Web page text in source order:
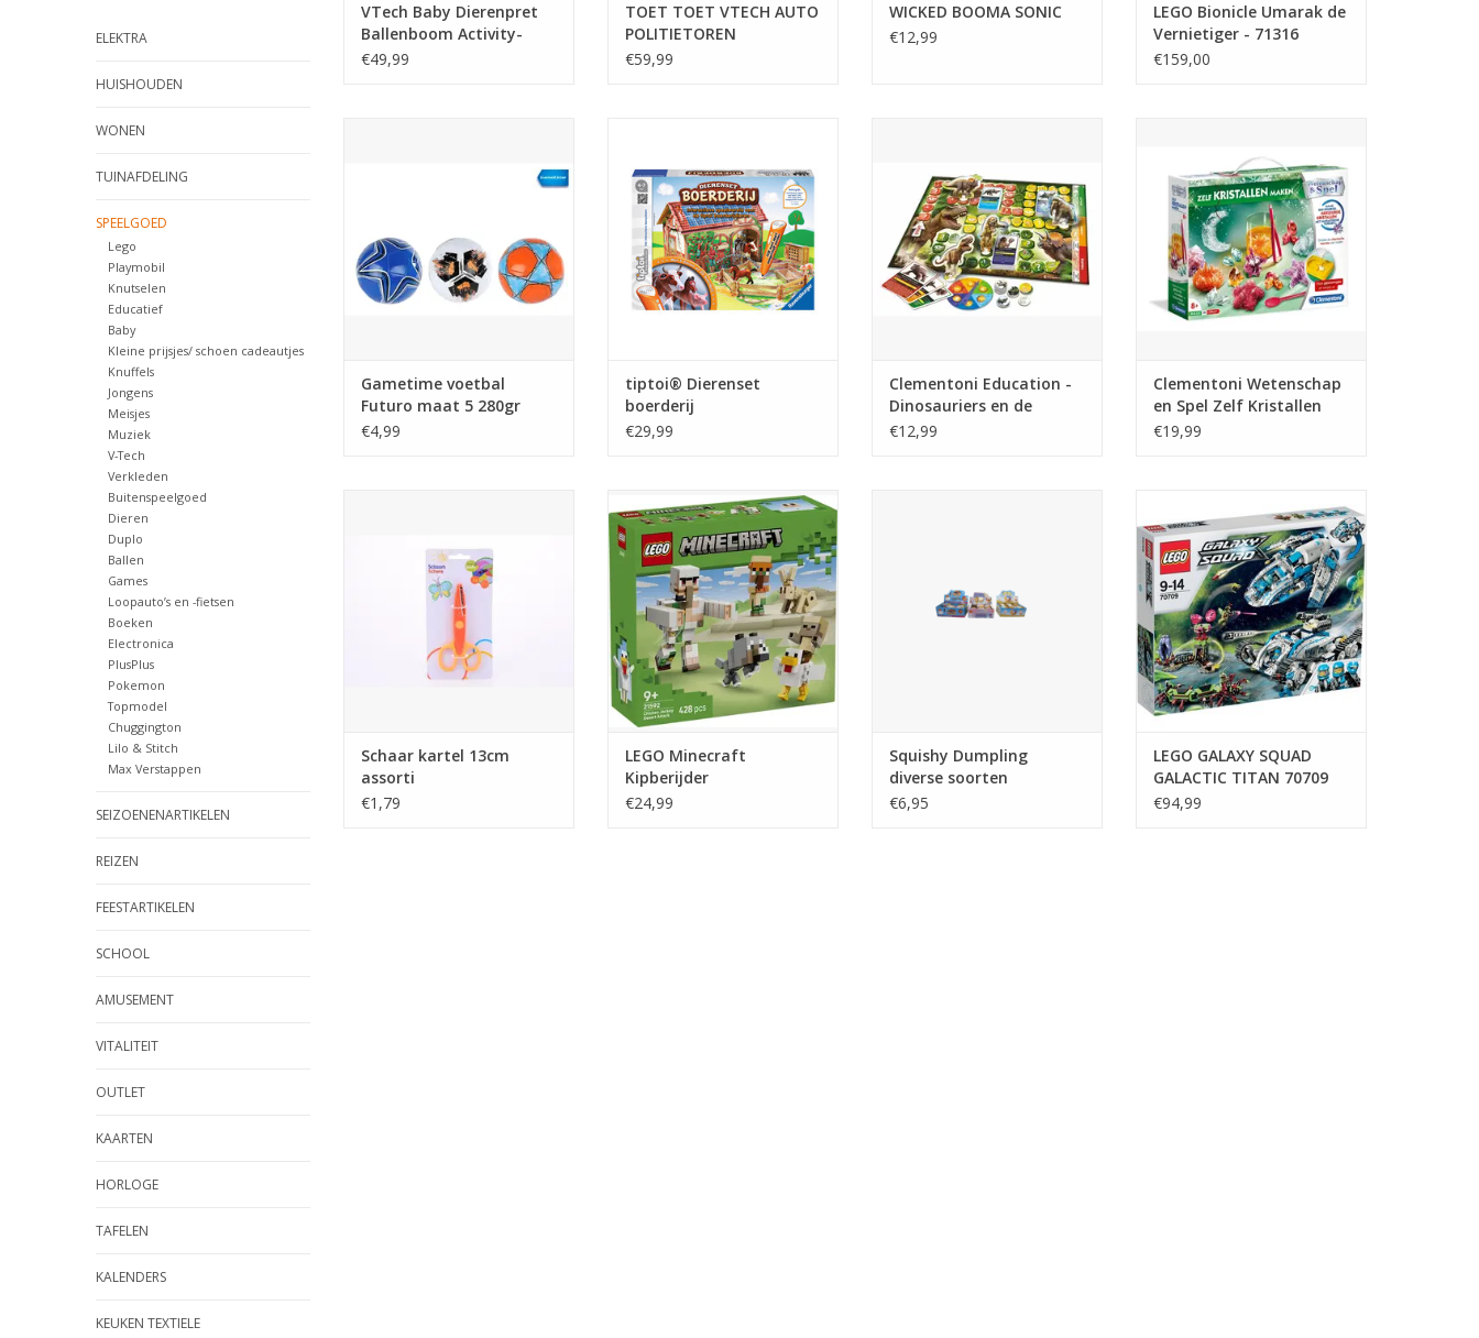
ELEKTRA
HUISHOUDEN
WONEN
TUINAFDELING
SPEELGOED
Lego
Playmobil
Knutselen
Educatief
Baby
Kleine prijsjes/ schoen cadeautjes
Knuffels
Jongens
Meisjes
Muziek
V-Tech
Verkleden
Buitenspeelgoed
Dieren
Duplo
Ballen
Games
Loopauto’s en -fietsen
Boeken
Electronica
PlusPlus
Pokemon
Topmodel
Chuggington
Lilo & Stitch
Max Verstappen
SEIZOENENARTIKELEN
REIZEN
FEESTARTIKELEN
SCHOOL
AMUSEMENT
VITALITEIT
OUTLET
KAARTEN
HORLOGE
TAFELEN
KALENDERS
KEUKEN TEXTIELE
VTech Baby Dierenpret
Ballenboom Activity-
Center - Interactief &
€49,99
TOET TOET VTECH AUTO
POLITIETOREN
€59,99
WICKED BOOMA SONIC
€12,99
LEGO Bionicle Umarak de
Vernietiger - 71316
€159,00
TOEVOEGEN AAN WINKELWAGEN
Gametime voetbal
Futuro maat 5 280gr
3ass
€4,99
tiptoi® Dierenset
boerderij
€29,99
TOEVOEGEN AAN WINKELWAGEN
Clementoni Education -
Dinosauriers en de
Prehistorie
€12,99
TOEVOEGEN AAN WINKELWAGEN
Clementoni Wetenschap
en Spel Zelf Kristallen
maken
€19,99
Schaar kartel 13cm
assorti
€1,79
LEGO Minecraft Kipberijder
woestijnaanval
TOEVOEGEN AAN WINKELWAGEN
LEGO Minecraft
Kipberijder
woestijnaanval
€24,99
Squishy Dumpling
diverse soorten
€6,95
TITAN 70709
LEGO GALAXY SQUAD
GALACTIC TITAN 70709
€94,99